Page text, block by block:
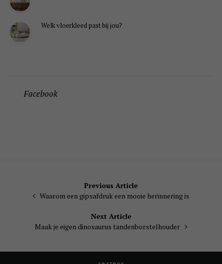
Welk vloerkleed past bij jou?
Facebook
navigatie
Previous Article
Waarom een gipsafdruk een mooie herinnering is
Next Article
Maak je eigen dinosaurus tandenborstelhouder